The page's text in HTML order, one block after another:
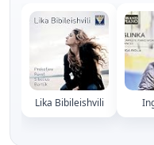
Lika Bibileishvili